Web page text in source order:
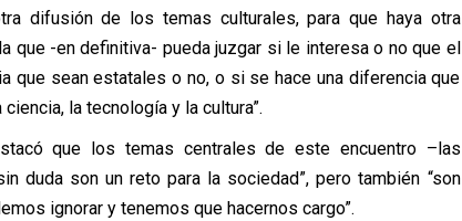
difusión de los temas culturales, para que haya otra
que -en definitiva- pueda juzgar si le interesa o no que el
que sean estatales o no, o si se hace una diferencia que
la tecnología y la cultura”.
que los temas centrales de este encuentro –las
duda son un reto para la sociedad”, pero también “son
ignorar y tenemos que hacernos cargo”.